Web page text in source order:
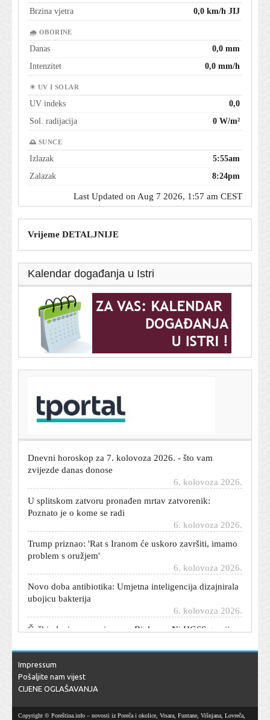
Brzina vjetra 0,0 km/h JIJ
🌧 OBORINE
Danas
0,0 mm
Intenzitet
0,0 mm/h
☀ UV I SOLAR
UV indeks
0,0
Sol. radijacija
0 W/m²
🌅 SUNCE
Izlazak
5:55am
Zalazak
8:24pm
Last Updated on Aug 7 2026, 1:57 am CEST
Vrijeme DETALJNIJE
Kalendar događanja u Istri
U Italiji upozorenja zbog vrućine, Mađarska i
Rumunjska gase javnu rasvjetu
zvijezde danas donose
Poznato je o kome se radi
problem s oružjem'
ubojicu bakterija
mogao spasiti
Ključni minerali ruše rekorde: Cijena samo jednog
porasla je za 622 posto
Zendaya i Tom Holland konačno proslavili svoje
Impressum
Pošaljite nam vijest
CIJENE OGLAŠAVANJA
Copyright © Poreština.info – novosti iz Poreča i okolice, Vrsara, Funtane, Višnjana, Lovreča,